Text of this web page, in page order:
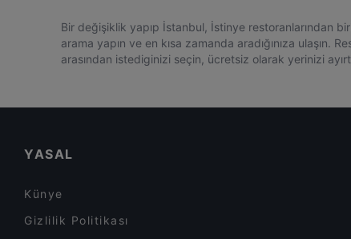
Bir değişiklik yapıp İstanbul, İstinye restoranlarından
arama yapın ve en kısa zamanda aradığınıza ulaşın.
arasından istediginizi seçin, ücretsiz olarak yerinizi
YASAL
Künye
Gizlilik Politikası